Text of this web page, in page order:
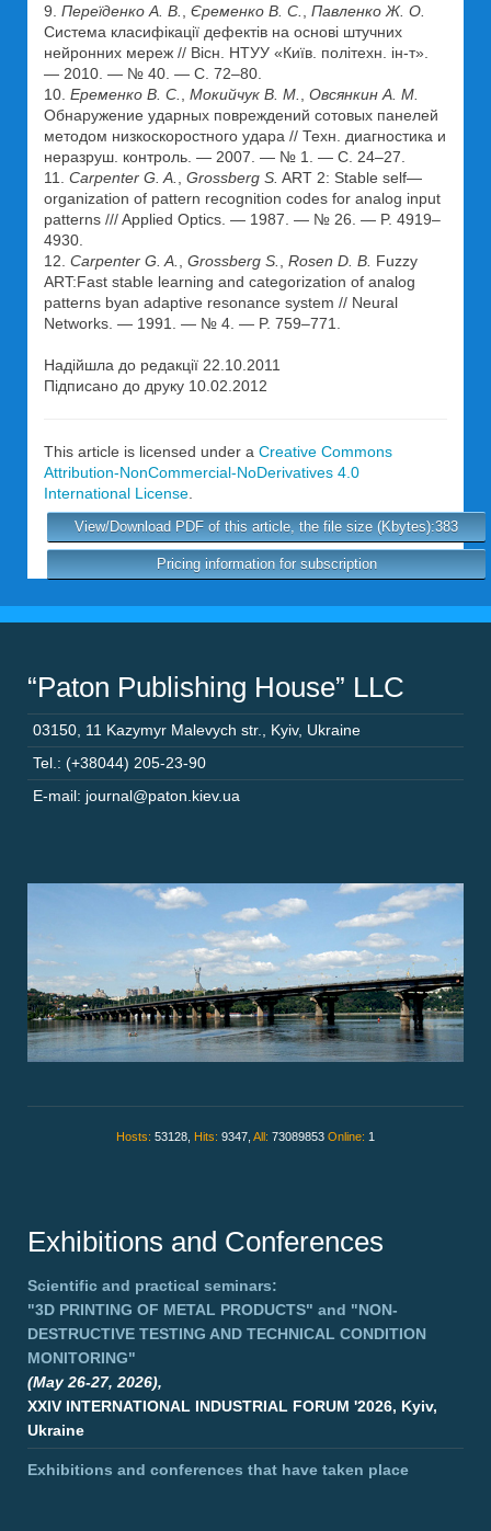
9. Переїденко А. В. Єременко В. С.
Павленко Ж. О.
Система класифікації дефектів на основі штучних
нейронних мереж // Вісн. НТУУ «Київ. політехн. ін-т».
— 2010. — № 40. — С. 72–80.
10. Еременко В. С. Мокийчук В. М.
Овсянкин А. М.
Обнаружение ударных повреждений сотовых панелей
методом низкоскоростного удара // Техн. диагностика и
неразруш. контроль. — 2007. — № 1. — С. 24–27.
11. Carpenter G. A. Grossberg S. ART 2: Stable self—
organization of pattern recognition codes for analog input
patterns /// Applied Optics. — 1987. — № 26. — P. 4919–
4930.
12. Carpenter G. A. Grossberg S. Rosen D. B. Fuzzy
ART:Fast stable learning and categorization of analog
patterns byan adaptive resonance system // Neural
Networks. — 1991. — № 4. — P. 759–771.
Надійшла до редакції 22.10.2011
Підписано до друку 10.02.2012
This article is licensed under a Creative Commons
Attribution-NonCommercial-NoDerivatives 4.0
International License
View/Download PDF of this article, the file size (Kbytes):383
Pricing information for subscription
“Paton Publishing House” LLC
03150 11 Kazymyr Malevych str. Kyiv, Ukraine
Tel.: (+38044) 205-23-90
E-mail: journal@paton.kiev.ua
Hosts: 53128, Hits: 9347, All: 73089853 Online: 1
Exhibitions and Conferences
Scientific and practical seminars:
"3D PRINTING OF METAL PRODUCTS" and "NON-
DESTRUCTIVE TESTING AND TECHNICAL CONDITION
MONITORING"
(May 26-27, 2026),
XXIV INTERNATIONAL INDUSTRIAL FORUM '2026, Kyiv,
Ukraine
Exhibitions and conferences that have taken place